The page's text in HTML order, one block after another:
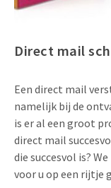
Direct mail
Een direct mail
namelijk bij de
is er al een groot
direct mail
die succesvol is?
voor u op een rijtje
Geluidskaarten
Lenticular Cards
Twin Sliders
Budget kaarten
Automotive
Non-profit
Marketing in de Zorg
Duurzame Marketing
Marketing voor
Product Introductie
Kalender maken
Klantenbinding
Contactgegevens
Duurzaamheid
Brochure